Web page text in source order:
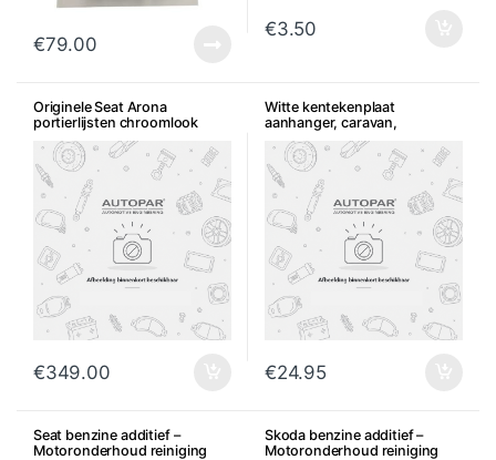
€79.00
€3.50
Originele Seat Arona
portierlijsten chroomlook
€349.00
Witte kentekenplaat
aanhanger, caravan,
fietsendrager etc
€24.95
Seat benzine additief –
Motoronderhoud reiniging
Skoda benzine additief –
Motoronderhoud reiniging